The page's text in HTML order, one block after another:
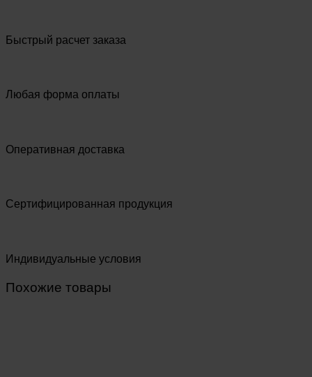
Быстрый расчет заказа
Любая форма оплаты
Оперативная доставка
Сертифицированная продукция
Индивидуальные условия
Похожие товары